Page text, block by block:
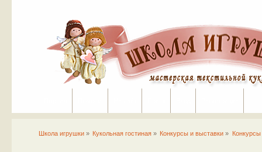
Школа игрушки» Кукольная гостиная » Конкурсы и выставки » Конкурсы